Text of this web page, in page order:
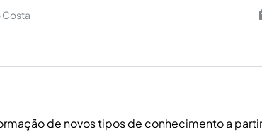
Costa
de novos tipos de conhecimento a